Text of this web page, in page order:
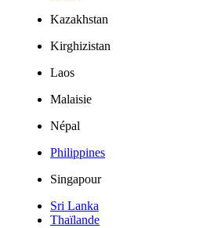
Kazakhstan
Kirghizistan
Laos
Malaisie
Népal
Philippines
Singapour
Sri Lanka
Thaïlande